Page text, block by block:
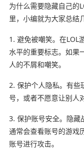
为什么需要隐藏自己的
里，小编就为大家总结
1. 避免被嘲笑。在LOL
水平的重要标志。如果
人的不屑和嘲笑。
2. 保护个人隐私。有些
号，或者不愿意让别人
3. 保护账号安全。隐藏
通常会查看账号的游戏
账号进行攻击。